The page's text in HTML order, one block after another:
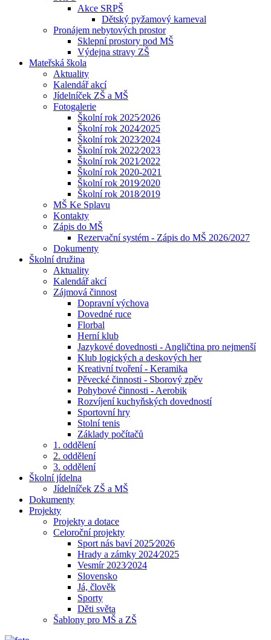
Akce SRPŠ
Dětský pyžamový karneval
Pronájem nebytových prostor
Sklepní prostory pod MŠ
Výdejna stravy ZŠ
Mateřská škola
Aktuality
Kalendář akcí
Jídelníček ZŠ a MŠ
Fotogalerie
Školní rok 2025⁄2026
Školní rok 2024⁄2025
Školní rok 2023⁄2024
Školní rok 2022⁄2023
Školní rok 2021⁄2022
Školní rok 2020-2021
Školní rok 2019⁄2020
Školní rok 2018⁄2019
MŠ Ke Splavu
Kontakty
Zápis do MŠ
Rezervační systém - Zápis do MŠ 2026/2027
Dokumenty
Školní družina
Aktuality
Kalendář akcí
Zájmová činnost
Dopravní výchova
Dovedné ruce
Florbal
Herní klub
Jazykové dovednosti - Angličtina pro nejmenší
Klub logických a deskových her
Kreativní tvoření - Keramika
Pěvecké činnosti - Sborový zpěv
Pohybové činnosti - Aerobik
Rozvíjení kuchyňských dovedností
Sportovní hry
Stolní tenis
Základy počítačů
1. oddělení
2. oddělení
3. oddělení
Školní jídelna
Jídelníček ZŠ a MŠ
Dokumenty
Projekty
Projekty a dotace
Celoroční projekty
Sport nás baví 2025⁄2026
Hrady a zámky 2024⁄2025
Vesmír 2023⁄2024
Slovensko
Já, člověk
Sporty
Děti světa
Šablony pro MŠ a ZŠ